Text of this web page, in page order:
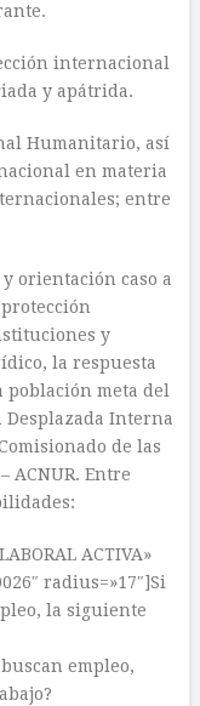
internacional
y apátrida.
Humanitario, así
en materia
entre
orientación caso a
y
la respuesta
población meta del
Interna
de las
ACNUR. Entre
ACTIVA»
radius=»17″]Si
la siguiente
empleo,